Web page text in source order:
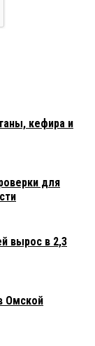
кефира и
для
вырос в 2,3
Омской